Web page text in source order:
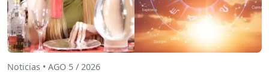
Noticias • AGO 5 / 2026